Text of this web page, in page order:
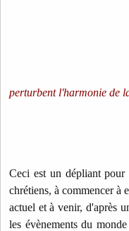
perturbent l'harmonie de
Ceci est un dépliant pour
chrétiens, à commencer à
actuel et à venir, d'après
les évènements du